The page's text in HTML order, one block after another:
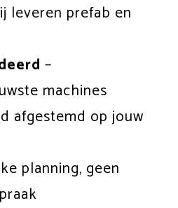
leveren prefab en
–
machines
afgestemd op jouw
planning, geen